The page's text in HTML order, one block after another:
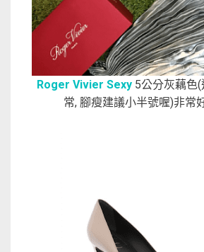
Roger Vivier Sexy5公分灰藕色(
常, 腳瘦建議小半號喔)非常